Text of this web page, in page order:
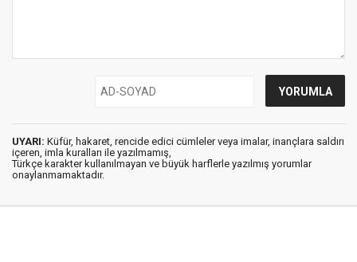
UYARI: Küfür, hakaret, rencide edici cümleler veya imalar, inançlara saldırı
içeren, imla kuralları ile yazılmamış,
Türkçe karakter kullanılmayan ve büyük harflerle yazılmış yorumlar
onaylanmamaktadır.